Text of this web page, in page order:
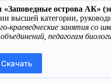
острова АК»
высшей категории,
краеведческие занятия со
объединений, педагогам
Скачать